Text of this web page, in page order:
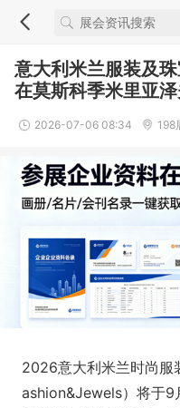
意大利米兰服装及
在莫斯科季米里亚
2026-07-06 08:34 198
2026意大利米兰时尚服
ashion&Jewels）将于9